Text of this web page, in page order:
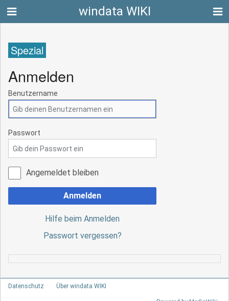
windata WIKI
Spezial
Anmelden
Benutzername
Passwort
Angemeldet bleiben
Anmelden
Hilfe beim Anmelden
Passwort vergessen?
Datenschutz Über windata WIKI